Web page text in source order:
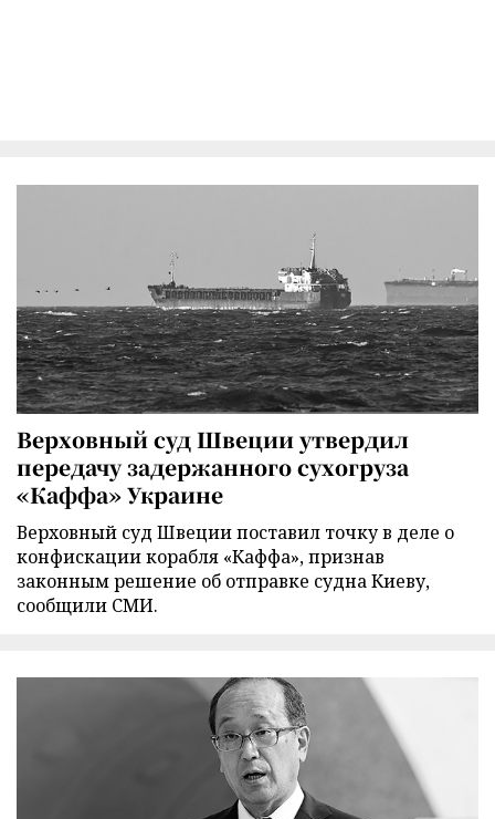
Верховный суд Швеции утвердил
передачу задержанного сухогруза
«Каффа» Украине
Верховный суд Швеции поставил точку в деле о
конфискации корабля «Каффа», признав
законным решение об отправке судна Киеву,
сообщили СМИ.